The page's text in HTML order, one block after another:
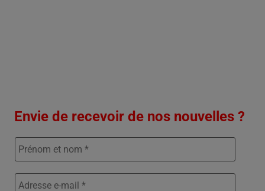
Envie de recevoir de nos nouvelles ?